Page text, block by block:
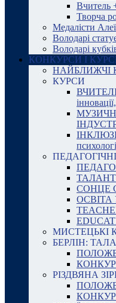
Вчитель
Творча
Медалісти
Володарі
Володарі
КОНКУРСИ І
НАЙБЛИЖЧІ
КУРСИ
СОНЦЕ
ОСВІТА
МИСТЕЦЬКІ
БЕРЛІН:
РІЗДВЯНА